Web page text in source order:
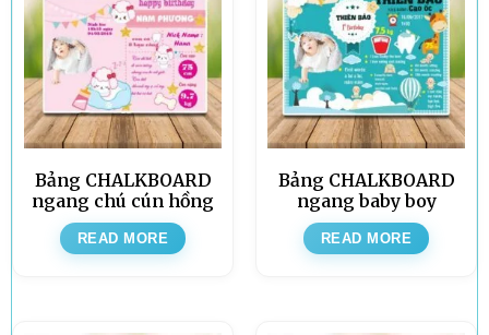
Bảng CHALKBOARD
ngang chú cún hồng
READ MORE
Bảng CHALKBOARD
ngang baby boy
READ MORE